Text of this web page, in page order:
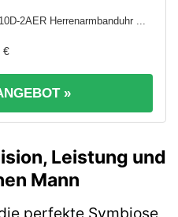
2AER Herrenarmbanduhr ...
€
»
Leistung und
Mann
perfekte Symbiose